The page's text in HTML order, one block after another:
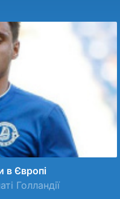
в Європi
Голландiї